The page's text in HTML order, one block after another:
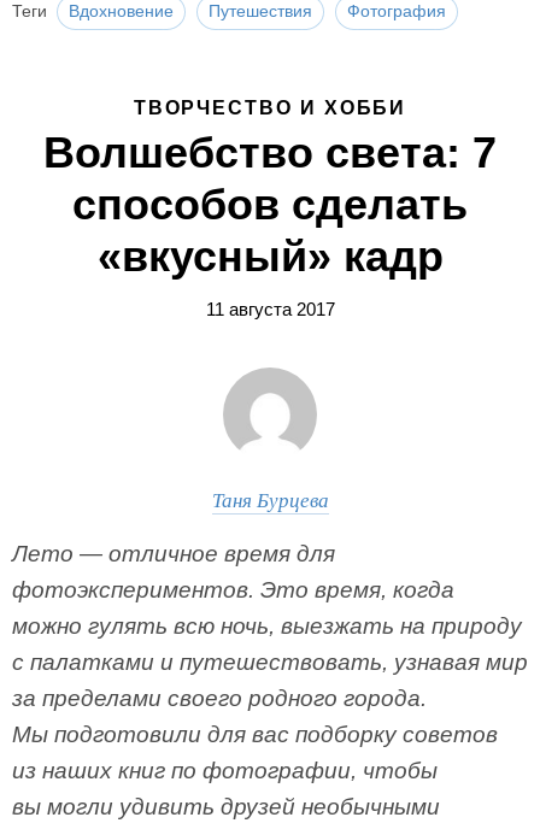
Теги Вдохновение Путешествия Фотография
ТВОРЧЕСТВО И ХОББИ
Волшебство света: 7
способов сделать
«вкусный» кадр
11 августа 2017
Таня Бурцева
Лето — отличное время для
фотоэкспериментов. Это время, когда
можно гулять всю ночь, выезжать на природу
с палатками и путешествовать, узнавая мир
за пределами своего родного города.
Мы подготовили для вас подборку советов
из наших книг по фотографии, чтобы
вы могли удивить друзей необычными